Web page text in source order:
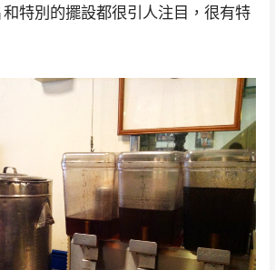
特別的擺設都很引人注目，很有特